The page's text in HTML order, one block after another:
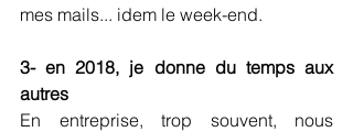
mes mails... idem le week-end.
3- en 2018, je donne du temps aux
autres
En entreprise, trop souvent, nous